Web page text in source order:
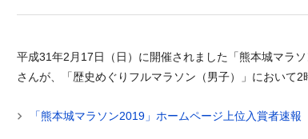
平成31年2月17日（日）に開催されました「熊本城マラ
さんが、「歴史めぐりフルマラソン（男子）」において
「熊本城マラソン2019」ホームページ上位入賞者速報